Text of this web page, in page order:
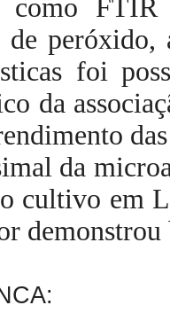
como
de
foi
da
da
cultivo em